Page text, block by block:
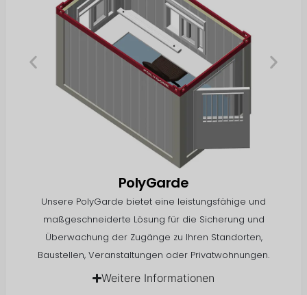
PolyGarde
Unsere PolyGarde bietet eine leistungsfähige und
maßgeschneiderte Lösung für die Sicherung und
Überwachung der Zugänge zu Ihren Standorten,
Baustellen, Veranstaltungen oder Privatwohnungen.
Weitere Informationen